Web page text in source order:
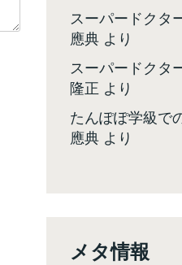
スーパードクタ
應典 より
スーパードクタ
隆正 より
たんぽぽ学級で
應典 より
メタ情報